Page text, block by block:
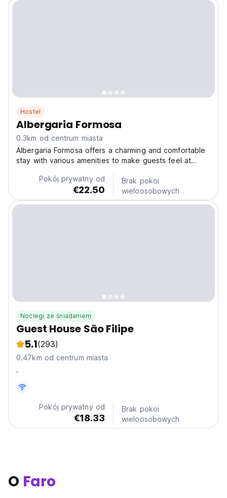
Hostel
Albergaria Formosa
0.3km od centrum miasta
Albergaria Formosa offers a charming and comfortable
stay with various amenities to make guests feel at
a welcoming terrace, the property provides free WiFi
throughout, ensuring connectivity at all times....
Pokój prywatny od
€22.50
Brak pokoi
wieloosobowych
Noclegi ze śniadaniem
Guest House São Filipe
5.1(293)
0.47km od centrum miasta
.
Pokój prywatny od
€18.33
Brak pokoi
wieloosobowych
O Faro